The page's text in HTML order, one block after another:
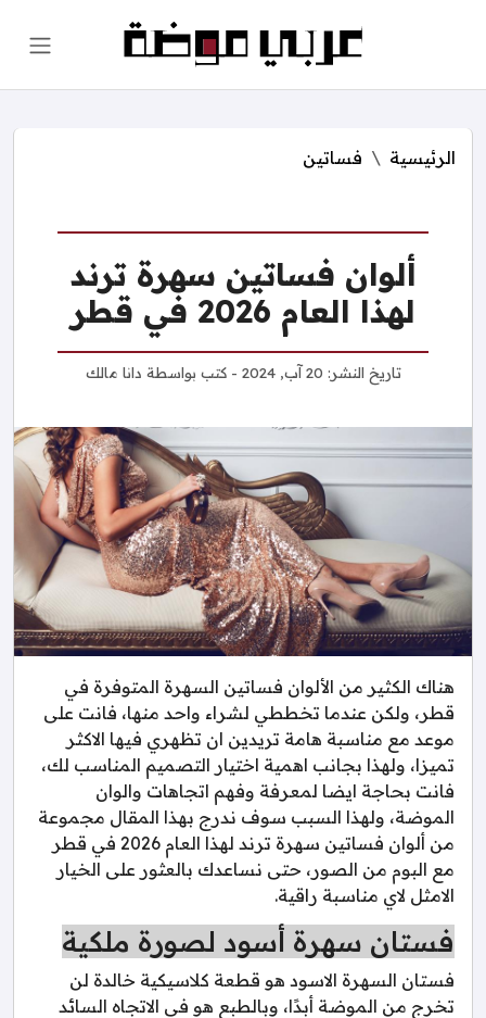
الرئيسية فساتين
ألوان فساتين سهرة ترند
لهذا العام 2026 في قطر
تاريخ النشر: 20 آب, 2024 - كتب بواسطة دانا مالك
هناك الكثير من الألوان فساتين السهرة المتوفرة في
قطر، ولكن عندما تخططي لشراء واحد منها، فانت على
موعد مع مناسبة هامة تريدين ان تظهري فيها الاكثر
تميزا، ولهذا بجانب اهمية اختيار التصميم المناسب لك،
فانت بحاجة ايضا لمعرفة وفهم اتجاهات والوان
الموضة، ولهذا السبب سوف ندرج بهذا المقال مجموعة
من ألوان فساتين سهرة ترند لهذا العام 2026 في قطر
مع البوم من الصور، حتى نساعدك بالعثور على الخيار
الامثل لاي مناسبة راقية.
فستان سهرة أسود لصورة ملكية
فستان السهرة الاسود هو قطعة كلاسيكية خالدة لن
تخرج من الموضة أبدًا، وبالطبع هو في الاتجاه السائد